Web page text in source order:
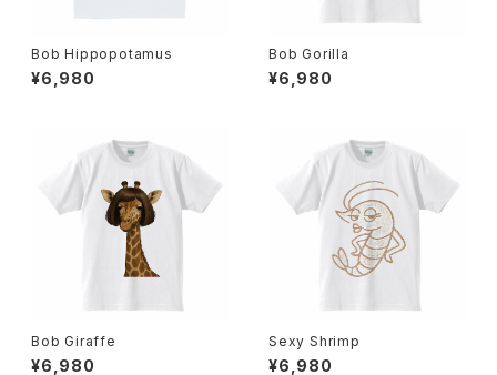
Bob Hippopotamus
¥6,980
Bob Gorilla
¥6,980
Bob Giraffe
¥6,980
Sexy Shrimp
¥6,980